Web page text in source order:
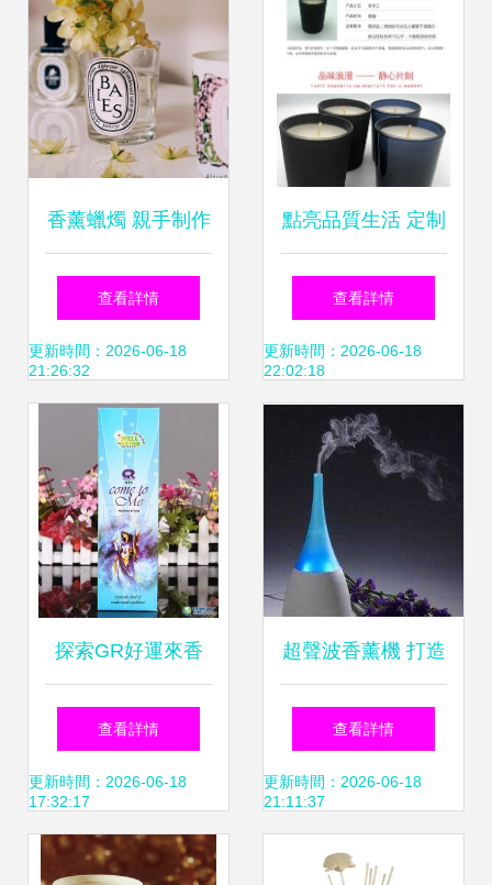
香薰蠟燭 親手制作
屬于你的芬芳世界
查看詳情
更新時間：2026-06-18
21:26:32
點亮品質生活 定制
化玻璃杯香薰蠟
燭，無黑煙、多色
多香盡顯專屬格調
查看詳情
更新時間：2026-06-18
22:02:18
探索GR好運來香
源自印度的純正熏
香，點亮生活的藝
術與靈性
查看詳情
更新時間：2026-06-18
17:32:17
超聲波香薰機 打造
居家保濕香氛新體
驗
查看詳情
更新時間：2026-06-18
21:11:37